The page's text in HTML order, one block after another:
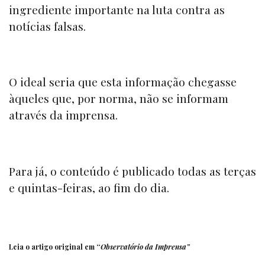
ingrediente importante na luta contra as
notícias falsas.
O ideal seria que esta informação chegasse
àqueles que, por norma, não se informam
através da imprensa.
Para já, o conteúdo é publicado todas as terças
e quintas-feiras, ao fim do dia.
Leia o artigo original em “Observatório da Imprensa”